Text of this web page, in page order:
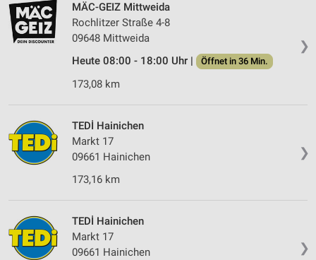
❯
MÄC-GEIZ Mittweida
Rochlitzer Straße 4-8
09648 Mittweida
Heute 08:00 - 18:00 Uhr |
Öffnet in 36 Min.
173,08 km
❯
TEDİ Hainichen
Markt 17
09661 Hainichen
173,16 km
❯
TEDİ Hainichen
Markt 17
09661 Hainichen